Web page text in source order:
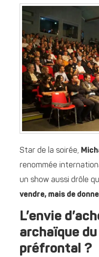
Star de la soirée,
renommée
un show aussi drôle
vendre, mais de
L’envie
archaïque
préfrontal ?